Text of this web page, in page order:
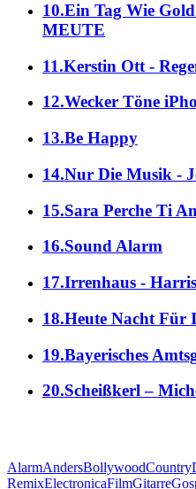
10.Ein Tag Wie
MEUTE
11.Kerstin Ott -
12.Wecker Töne
13.Be Happy
14.Nur Die Musik -
15.Sara Perche Ti
16.Sound Alarm
17.Irrenhaus -
18.Heute Nacht Für
19.Bayerisches
20.Scheißkerl –
AlarmAndersBollywoodCountry
RemixElectronicaFilmGitarre